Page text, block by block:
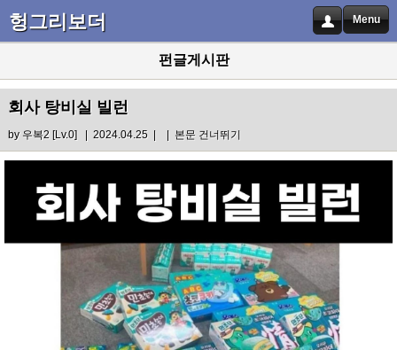
헝그리보더 Menu
펀글게시판
회사 탕비실 빌런
by 우복2[Lv.0] | 2024.04.25 | | 본문 건너뛰기